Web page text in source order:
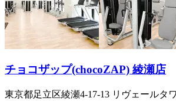
チョコザップ(chocoZAP) 綾瀬店
東京都足立区綾瀬4-17-13 リヴェールタ